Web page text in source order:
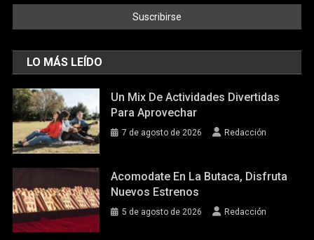
LO MÁS LEÍDO
Un Mix De Actividades Divertidas
Para Aprovechar
7 de agosto de 2026 Redacción
Acomodate En La Butaca, Disfruta
Nuevos Estrenos
5 de agosto de 2026 Redacción